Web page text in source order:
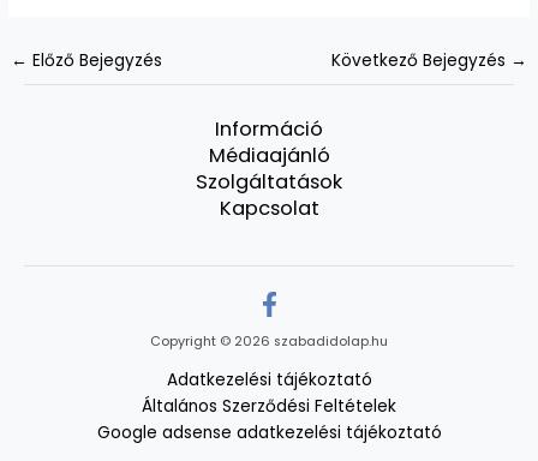
← Előző Bejegyzés Következő Bejegyzés →
Információ
Médiaajánló
Szolgáltatások
Kapcsolat
Copyright © 2026 szabadidolap.hu
Adatkezelési tájékoztató
Általános Szerződési Feltételek
Google adsense adatkezelési tájékoztató